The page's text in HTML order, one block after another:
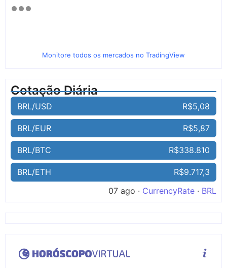
Monitore todos os mercados no TradingView
Cotação Diária
BRL/USD R$5,08
BRL/EUR R$5,87
BRL/BTC R$338.810
BRL/ETH
R$9.717,3
07 ago · CurrencyRate · BRL